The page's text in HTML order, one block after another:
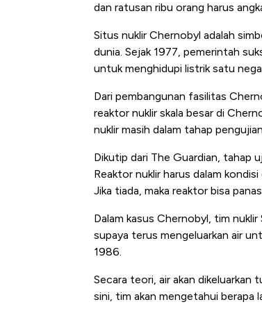
dan ratusan ribu orang harus
Situs nuklir Chernobyl adalah
dunia. Sejak 1977, pemerintah
untuk menghidupi listrik satu
Dari pembangunan fasilitas
reaktor nuklir skala besar di
nuklir masih dalam tahap
Dikutip dari The Guardian, tahap
Reaktor nuklir harus dalam
Jika tiada, maka reaktor bisa
Dalam kasus Chernobyl, tim
supaya terus mengeluarkan air
1986.
Secara teori, air akan
sini, tim akan mengetahui berapa